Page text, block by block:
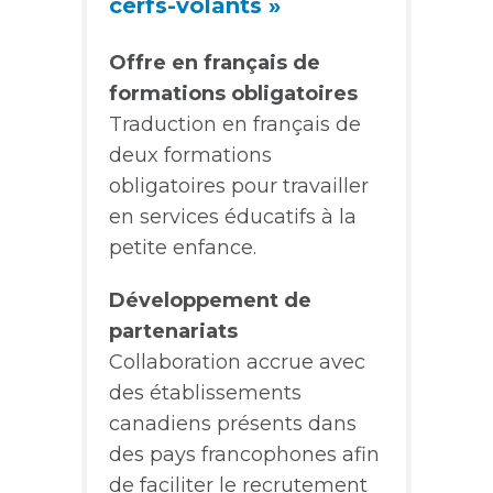
cerfs-volants »
Offre en français de
formations obligatoires
Traduction en français de
deux formations
obligatoires pour travailler
en services éducatifs à la
petite enfance.
Développement de
partenariats
Collaboration accrue avec
des établissements
canadiens présents dans
des pays francophones afin
de faciliter le recrutement